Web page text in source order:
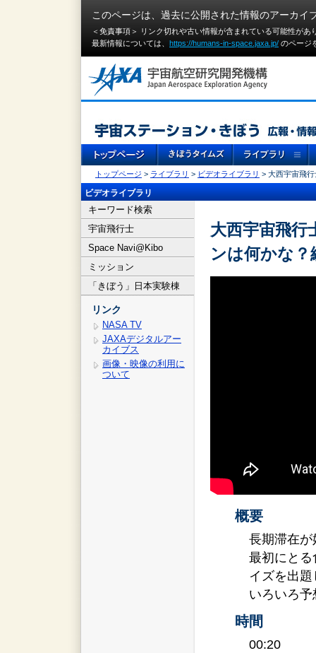
このページは、過去に公開された情報のアーカイ
＜免責事項＞ リンク切れや古い情報が含まれている可能性が
最新情報については、 https://humans-in-space.jaxa.jp/ のページ
トップページ > ライブラリ > ビデオライブラリ > 大西宇宙飛
ビデオライブラリ
キーワード検索
宇宙飛行士
Space Navi@Kibo
ミッション
「きぼう」日本実験棟
リンク
NASA TV
JAXAデジタルアー
カイブス
画像・映像の利用に
ついて
大西宇宙飛
ンは何かな？
概要
長期滞在
最初にと
イズを出
いろいろ
時間
00:20